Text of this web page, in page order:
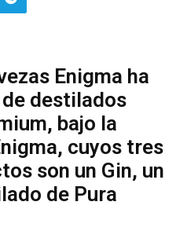
Enigma ha
destilados
bajo la
cuyos tres
son un Gin, un
de Pura